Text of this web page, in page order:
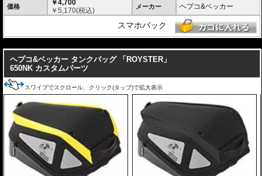
価格
￥4,700
￥5,170(税込) メーカー ヘプコ&ベッカー
スマホバック
ヘプコ&ベッカー タンクバッグ 「ROYSTER」
650NK カスタムパーツ
スワイプでスクロール、クリック(タップ)で拡大表示